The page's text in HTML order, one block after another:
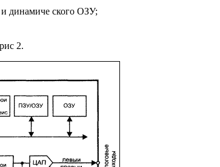
динамиче ского ОЗУ;
2.